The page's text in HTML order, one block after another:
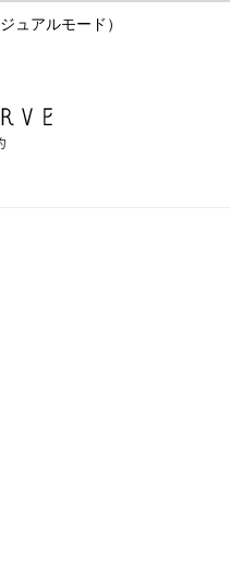
ュアルモード）